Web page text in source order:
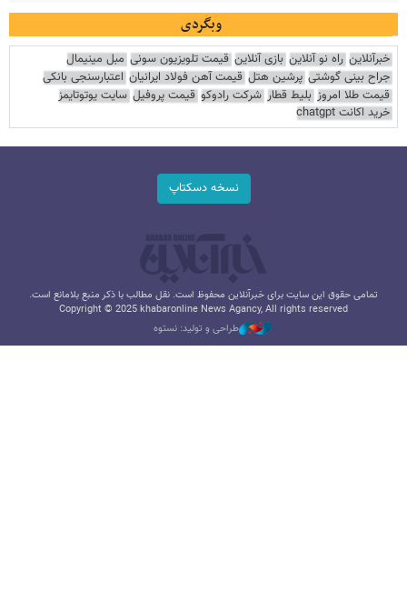
وبگردی
خبرآنلاین راه نو آنلاین بازی آنلاین قیمت تلویزیون سونی مبل مینیمال
جراح بینی گوشتی پرشین هتل قیمت آهن فولاد ایرانیان اعتبارسنجی بانکی
قیمت طلا امروز بلیط قطار شرکت رادوکو قیمت پروفیل سایت یوتوتایمز
خرید اکانت chatgpt
نسخه دسکتاپ
تمامی حقوق این سایت برای خبرآنلاین محفوظ است. نقل مطالب با ذکر منبع بلامانع است.
Copyright © 2025 khabaronline News Agancy, All rights reserved
طراحی و تولید: نستوه